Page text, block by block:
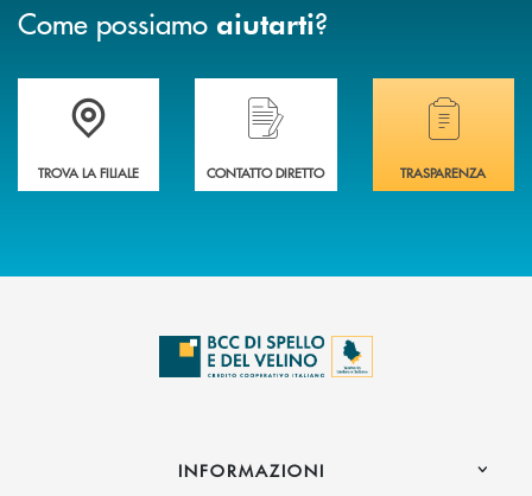
Come possiamo aiutarti?
Accedi all' elenco completo delle filiali della BCC di Spello e del Velino
TROVA LA FILIALE
Hai bisogno di assistenza immediata?
CONTATTO DIRETTO
Hai bisogno di
TRASPARENZA
INFORMAZIONI